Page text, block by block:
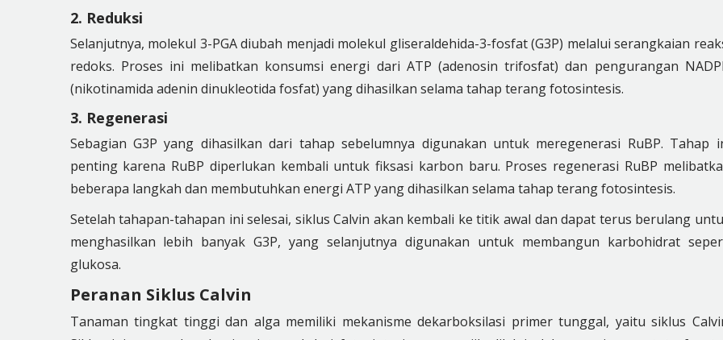
2. Reduksi
Selanjutnya, molekul 3-PGA diubah menjadi molekul gliseraldehida-3-fosfat (G3P) melalui serangkaian
redoks. Proses ini melibatkan konsumsi energi dari ATP (adenosin trifosfat) dan pengurangan
(nikotinamida adenin dinukleotida fosfat) yang dihasilkan selama tahap terang fotosintesis.
3. Regenerasi
Sebagian G3P yang dihasilkan dari tahap sebelumnya digunakan untuk meregenerasi RuBP. Tahap
penting karena RuBP diperlukan kembali untuk fiksasi karbon baru. Proses regenerasi RuBP
beberapa langkah dan membutuhkan energi ATP yang dihasilkan selama tahap terang fotosintesis.
Setelah tahapan-tahapan ini selesai, siklus Calvin akan kembali ke titik awal dan dapat terus berulang
menghasilkan lebih banyak G3P, yang selanjutnya digunakan untuk membangun karbohidrat
glukosa.
Peranan Siklus Calvin
Tanaman tingkat tinggi dan alga memiliki mekanisme dekarboksilasi primer tunggal, yaitu siklus